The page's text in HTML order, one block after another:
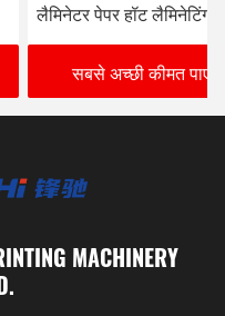
पेपर हॉट लैमिनेटिंग
अद्वितीय वैक्यूम फ़ीडिंग के
सबसे अच्छी कीमत पाएं
MACHINERY